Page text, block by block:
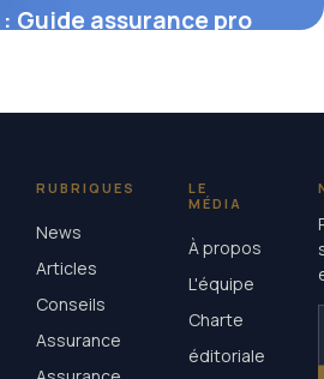
Guide assurance pro
RUBRIQUES
News
Articles
Conseils
Assurance
LE
MÉDIA
À propos
L'équipe
Charte
éditoriale